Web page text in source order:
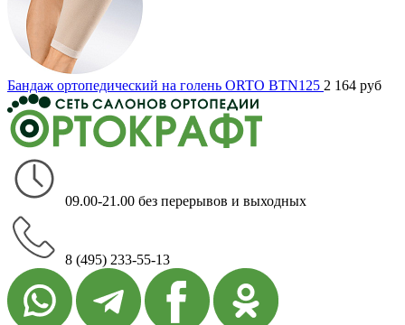
Бандаж ортопедический на голень ORTO BTN125 2 164 руб
09.00-21.00 без перерывов и выходных
8 (495) 233-55-13